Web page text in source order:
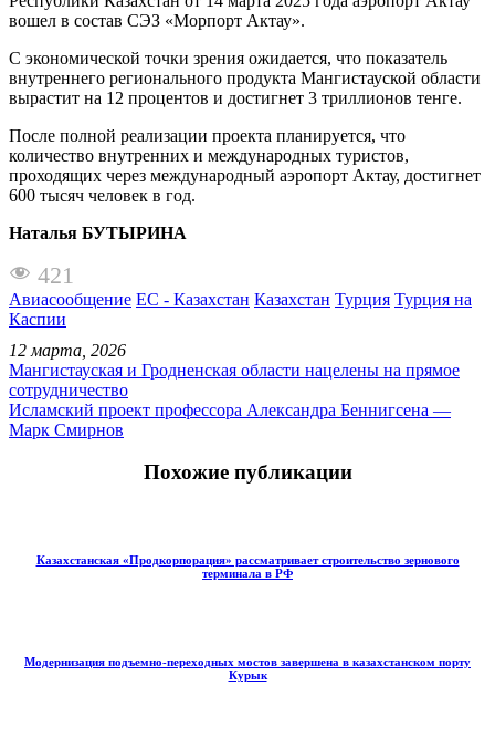
вошел в состав СЭЗ «Морпорт Актау».
С экономической точки зрения ожидается, что показатель
внутреннего регионального продукта Мангистауской области
вырастит на 12 процентов и достигнет 3 триллионов тенге.
После полной реализации проекта планируется, что
количество внутренних и международных туристов,
проходящих через международный аэропорт Актау, достигнет
600 тысяч человек в год.
Наталья БУТЫРИНА
421
Авиасообщение ЕС - Казахстан Казахстан Турция Турция на
Каспии
12 марта, 2026
Мангистауская и Гродненская области нацелены на прямое
сотрудничество
Исламский проект профессора Александра Беннигсена —
Марк Смирнов
Похожие публикации
Казахстанская «Продкорпорация» рассматривает строительство зернового
терминала в РФ
Модернизация подъемно-переходных мостов завершена в казахстанском порту
Курык